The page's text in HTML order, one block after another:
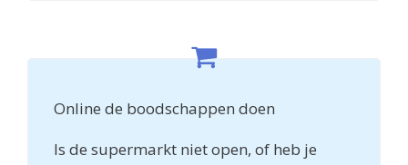
Online de boodschappen doen
Is de supermarkt niet open, of heb je